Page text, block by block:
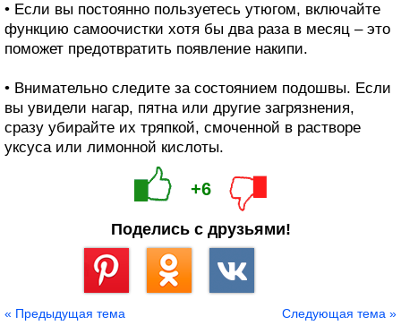
• Если вы постоянно пользуетесь утюгом, включайте
функцию самоочистки хотя бы два раза в месяц – это
поможет предотвратить появление накипи.
• Внимательно следите за состоянием подошвы. Если
вы увидели нагар, пятна или другие загрязнения,
сразу убирайте их тряпкой, смоченной в растворе
уксуса или лимонной кислоты.
+6
Поделись с друзьями!
« Предыдущая тема Следующая тема »